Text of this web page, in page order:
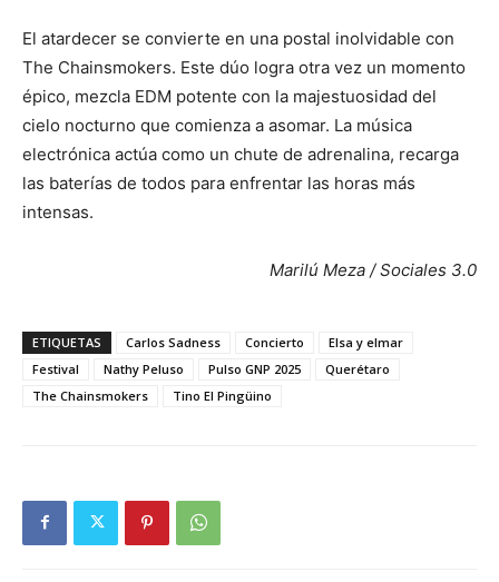
El atardecer se convierte en una postal inolvidable con
The Chainsmokers. Este dúo logra otra vez un momento
épico, mezcla EDM potente con la majestuosidad del
cielo nocturno que comienza a asomar. La música
electrónica actúa como un chute de adrenalina, recarga
las baterías de todos para enfrentar las horas más
intensas.
Marilú Meza / Sociales 3.0
ETIQUETAS Carlos Sadness Concierto
Elsa y elmar
Festival
Nathy Peluso Pulso GNP 2025
Querétaro
The Chainsmokers
Tino El Pingüino